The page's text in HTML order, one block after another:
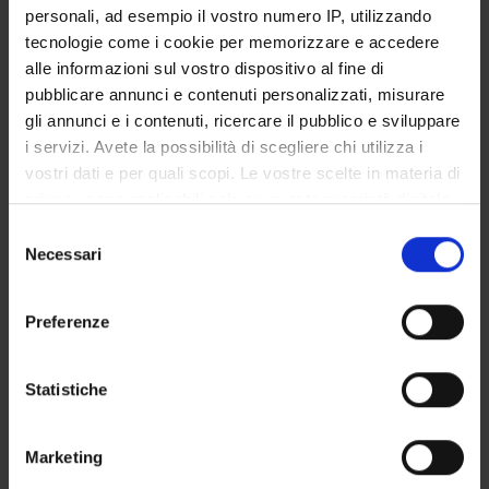
personali, ad esempio il vostro numero IP, utilizzando
tecnologie come i cookie per memorizzare e accedere
alle informazioni sul vostro dispositivo al fine di
pubblicare annunci e contenuti personalizzati, misurare
gli annunci e i contenuti, ricercare il pubblico e sviluppare
i servizi. Avete la possibilità di scegliere chi utilizza i
vostri dati e per quali scopi. Le vostre scelte in materia di
privacy sono applicabili solo su questa proprietà digitale
modificare o revocare il proprio consenso in qualsiasi
momento dalla Dichiarazione sui cookie o facendo clic
raccogliere informazioni sulla tua posizione
geografica, con un'approssimazione di qualche
Identificare il tuo dispositivo, scansionandolo
delNecessari
Preferenze
Statistiche
Marketing
SECTIONS
PUBLICATIONS
TITLE
Allele-specific Characterization of Alanine: Glyoxylate
Gly161 mutations associated with Primary Hyperoxaluria